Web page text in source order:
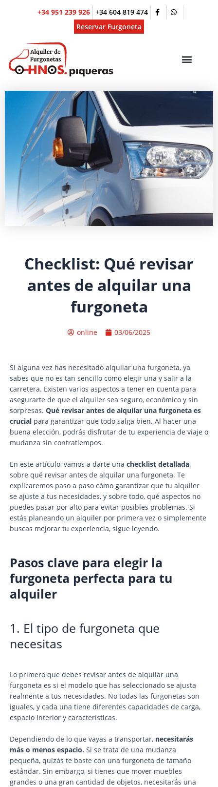
+34 951 239 926
+34 604 819 474
Reservar Furgoneta
Menú
Checklist: Qué revisar
antes de alquilar una
furgoneta
online 03/06/2025
Si alguna vez has necesitado alquilar una furgoneta, ya
sabes que no es tan sencillo como elegir una y salir a la
carretera. Existen varios aspectos a tener en cuenta para
asegurarte de que el alquiler sea seguro, económico y sin
sorpresas. Qué revisar antes de alquilar una furgoneta es
crucial para garantizar que todo salga bien. Al hacer una
buena elección, podrás disfrutar de tu experiencia de viaje o
mudanza sin contratiempos.
En este artículo, vamos a darte una checklist detallada
sobre qué revisar antes de alquilar una furgoneta. Te
explicaremos paso a paso cómo garantizar que tu alquiler
se ajuste a tus necesidades, y sobre todo, qué aspectos no
puedes pasar por alto para evitar posibles problemas. Si
estás planeando un alquiler por primera vez o simplemente
buscas mejorar tu experiencia, sigue leyendo.
Pasos clave para elegir la
furgoneta perfecta para tu
alquiler
1. El tipo de furgoneta que
necesitas
Lo primero que debes revisar antes de alquilar una
furgoneta es si el modelo que has seleccionado se ajusta
realmente a tus necesidades. No todas las furgonetas son
iguales, y cada una tiene diferentes capacidades de carga,
espacio interior y características.
Dependiendo de lo que vayas a transportar, necesitarás
más o menos espacio. Si se trata de una mudanza
pequeña, quizás te baste con una furgoneta de tamaño
estándar. Sin embargo, si tienes que mover muebles
grandes o una gran cantidad de objetos, necesitarás una